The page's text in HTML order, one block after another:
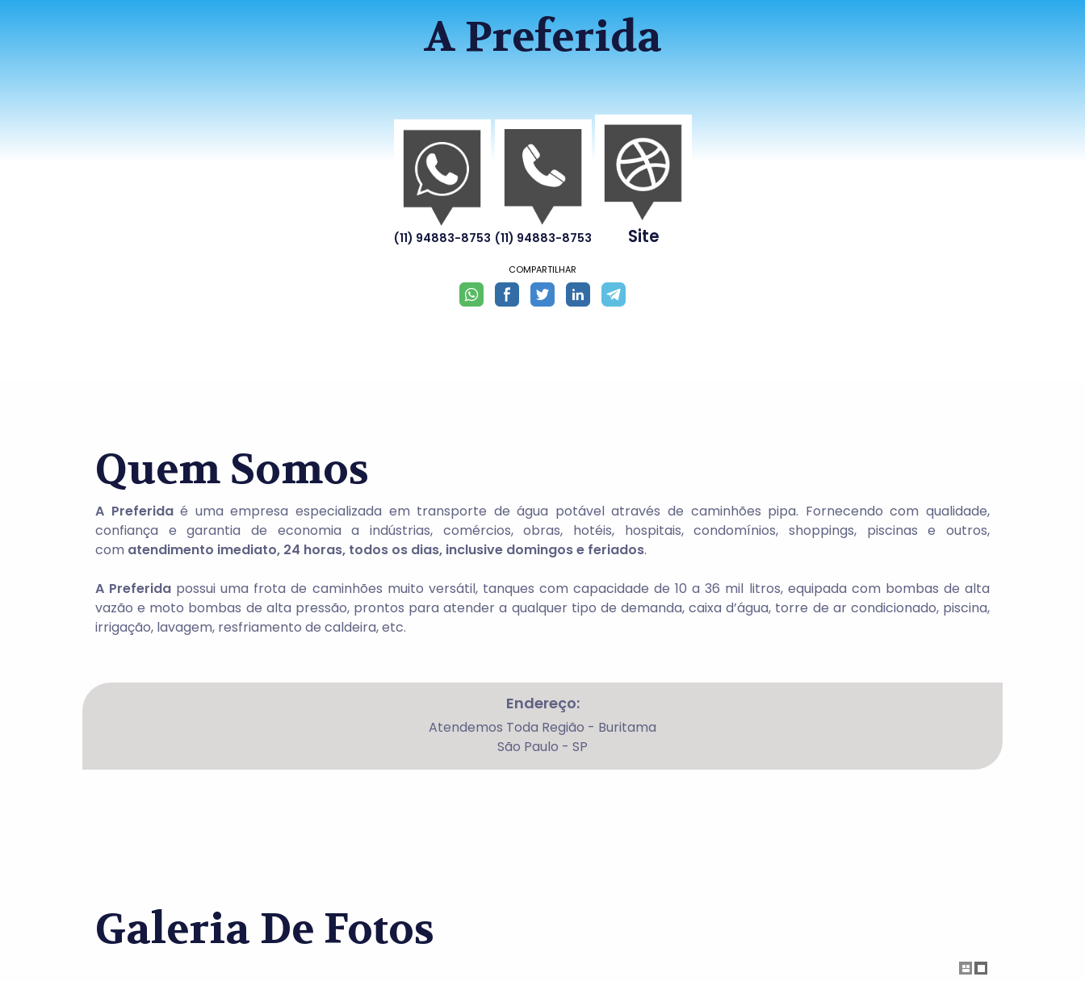
A Preferida
(11) 94883-8753 (11) 94883-8753 Site
COMPARTILHAR
Quem Somos
A Preferidaé uma empresa especializada em transporte de água potável através de caminhões pipa. Fornecendo com qualidade,
confiança e garantia de economia a indústrias, comércios, obras, hotéis, hospitais, condomínios, shoppings, piscinas e outros,
com atendimento imediato, 24 horas, todos os dias, inclusive domingos e feriados.
A Preferida possui uma frota de caminhões muito versátil, tanques com capacidade de 10 a 36 mil litros, equipada com bombas de alta
vazão e moto bombas de alta pressão, prontos para atender a qualquer tipo de demanda, caixa d’água, torre de ar condicionado, piscina,
irrigação, lavagem, resfriamento de caldeira, etc.
Endereço:
Atendemos Toda Região - Buritama
São Paulo - SP
Galeria De Fotos